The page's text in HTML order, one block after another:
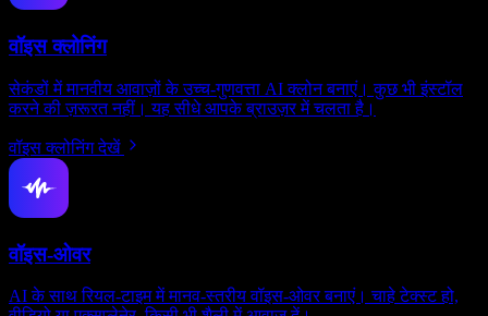
वॉइस क्लोनिंग
सेकंडों में मानवीय आवाज़ों के उच्च-गुणवत्ता AI क्लोन बनाएं। कुछ भी इंस्टॉल
करने की ज़रूरत नहीं। यह सीधे आपके ब्राउज़र में चलता है।
वॉइस क्लोनिंग देखें
वॉइस-ओवर
AI के साथ रियल-टाइम में मानव-स्तरीय वॉइस-ओवर बनाएं। चाहे टेक्स्ट हो,